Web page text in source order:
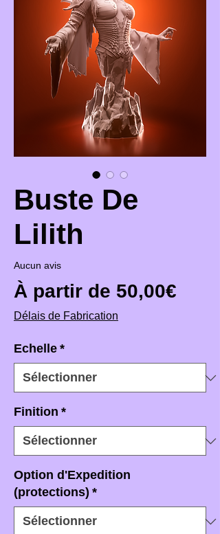
Buste De
Lilith
Aucun avis
À partir de 50,00€
Délais de Fabrication
Echelle *
Finition *
Option d'Expedition
(protections) *